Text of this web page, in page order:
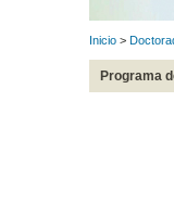
Inicio >
Programa